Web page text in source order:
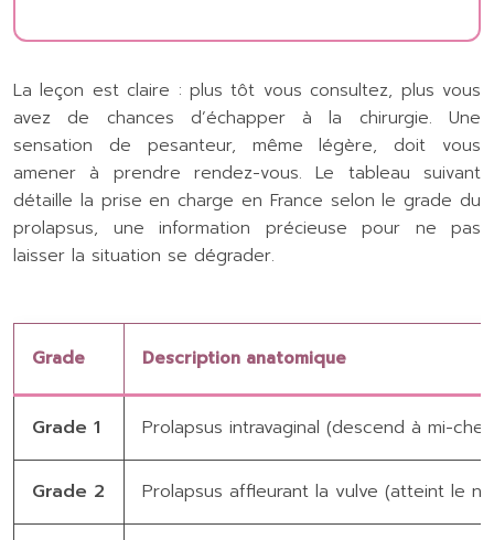
La leçon est claire : plus tôt vous consultez, plus vous
avez de chances d’échapper à la chirurgie. Une
sensation de pesanteur, même légère, doit vous
amener à prendre rendez-vous. Le tableau suivant
détaille la prise en charge en France selon le grade du
prolapsus, une information précieuse pour ne pas
laisser la situation se dégrader.
Grade Description anatomique
Grade 1 Prolapsus intravaginal (descend à mi-
Grade 2 Prolapsus affleurant la vulve (atteint le